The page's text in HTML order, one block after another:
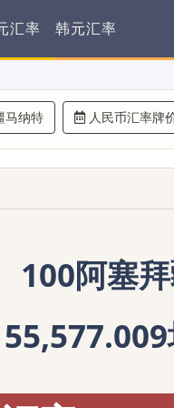
汇率 韩元汇率
马纳特 人民币汇率牌
100阿塞